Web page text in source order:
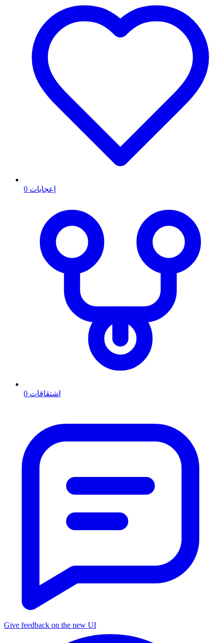
إعجابات 0
اشتقاقات 0
Give feedback on the new UI